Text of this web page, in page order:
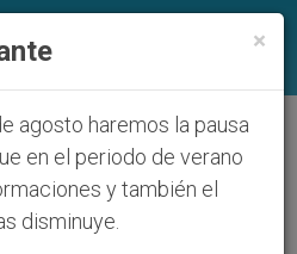
y armenia: Del
cada vez
×
agosto haremos la pausa
en el periodo de verano
y también el
disminuye.